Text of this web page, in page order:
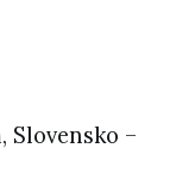
Slovensko –